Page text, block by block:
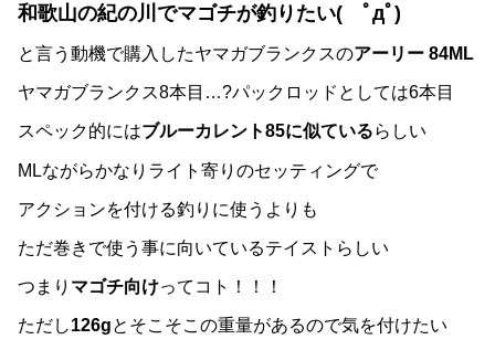
和歌山の紀の川でマゴチが釣りたい( ﾟдﾟ)
と言う動機で購入したヤマガブランクスのアーリー 84ML
ヤマガブランクス8本目…?パックロッドとしては6本目
スペック的にはブルーカレント85に似ているらしい
MLながらかなりライト寄りのセッティングで
アクションを付ける釣りに使うよりも
ただ巻きで使う事に向いているテイストらしい
つまり マゴチ向けってコト！！！
ただし126gとそこそこの重量があるので気を付けたい